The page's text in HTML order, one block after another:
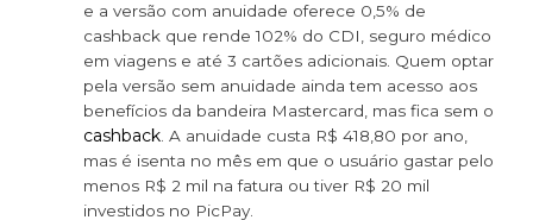
e a versão com anuidade oferece 0,5% de
cashback que rende 102% do CDI, seguro médico
em viagens e até 3 cartões adicionais. Quem optar
pela versão sem anuidade ainda tem acesso aos
benefícios da bandeira Mastercard, mas fica sem o
cashback. A anuidade custa R$ 418,80 por ano,
mas é isenta no mês em que o usuário gastar pelo
menos R$ 2 mil na fatura ou tiver R$ 20 mil
investidos no PicPay.